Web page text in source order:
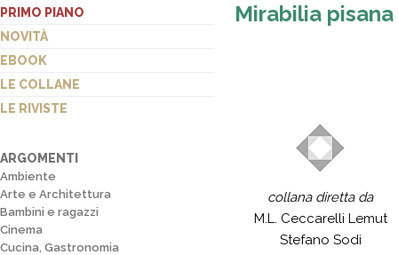
PRIMO PIANO
NOVITÀ
EBOOK
LE COLLANE
LE RIVISTE
ARGOMENTI
Ambiente
Arte e Architettura
Bambini e ragazzi
Cinema
Cucina, Gastronomia
Mirabilia pisana
collana diretta da
M.L. Ceccarelli Lemut
Stefano Sodi